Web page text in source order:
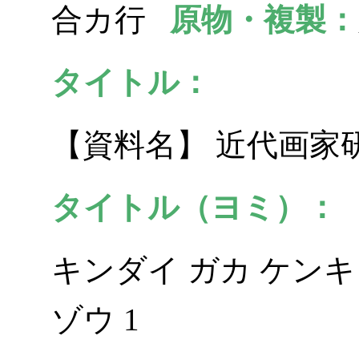
合カ行 原物・複製：
タイトル：
【資料名】 近代画
タイトル（ヨミ）：
キンダイ ガカ ケン
ゾウ 1